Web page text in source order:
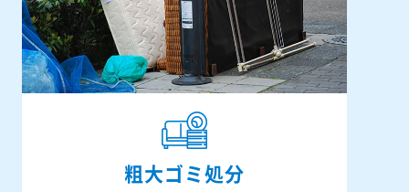
粗大ゴミ処分